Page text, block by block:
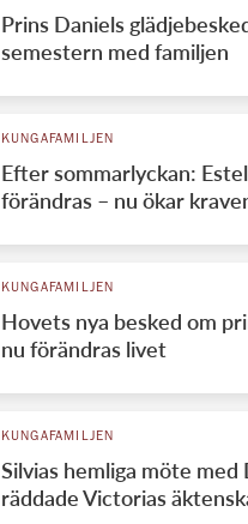
Prins Daniels
semestern med familjen
KUNGAFAMILJEN
Efter sommarlyckan:
förändras – nu ökar
KUNGAFAMILJEN
Hovets nya besked om
nu förändras livet
KUNGAFAMILJEN
Silvias hemliga möte med
räddade Victorias